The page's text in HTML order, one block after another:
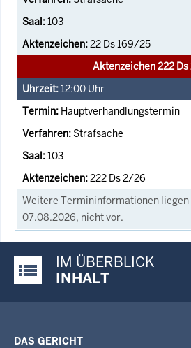
103
22 Ds 169/25
Aktenzeichen 222
12:00 Uhr
Hauptverhandlungstermin
Strafsache
103
222 Ds 2/26
Weitere Termininformationen liegen
07.08.2026, nicht vor.
Justiz-Portal im Überblick:
IM ÜBERBLICK
INHALT
DAS GERICHT